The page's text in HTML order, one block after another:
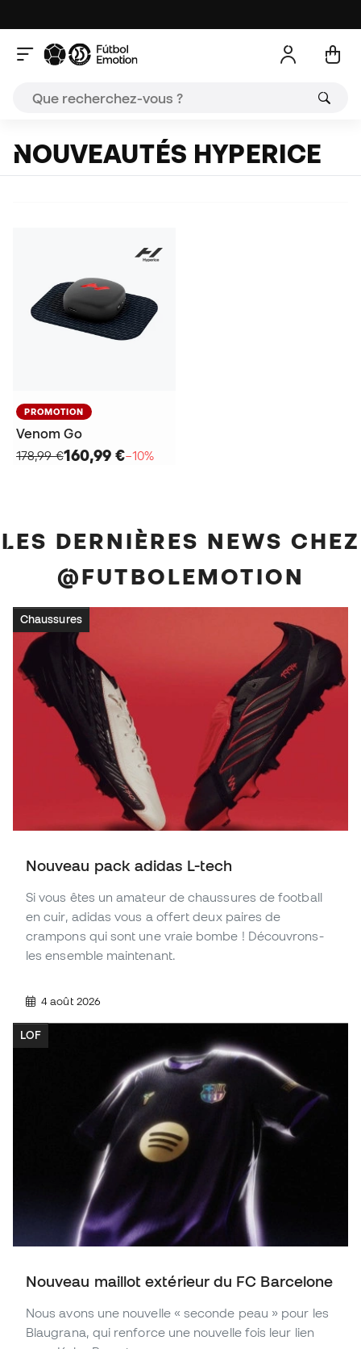
NOUVEAUTÉS HYPERICE
PROMOTION
Venom Go
178,99 €160,99 €−10%
LES DERNIÈRES NEWS CHEZ
@FUTBOLEMOTION
Chaussures
Nouveau pack adidas L-tech
Si vous êtes un amateur de chaussures de football
en cuir, adidas vous a offert deux paires de
crampons qui sont une vraie bombe ! Découvrons-
les ensemble maintenant.
4 août 2026
LOF
Nouveau maillot extérieur du FC Barcelone
Nous avons une nouvelle « seconde peau » pour les
Blaugrana, qui renforce une nouvelle fois leur lien